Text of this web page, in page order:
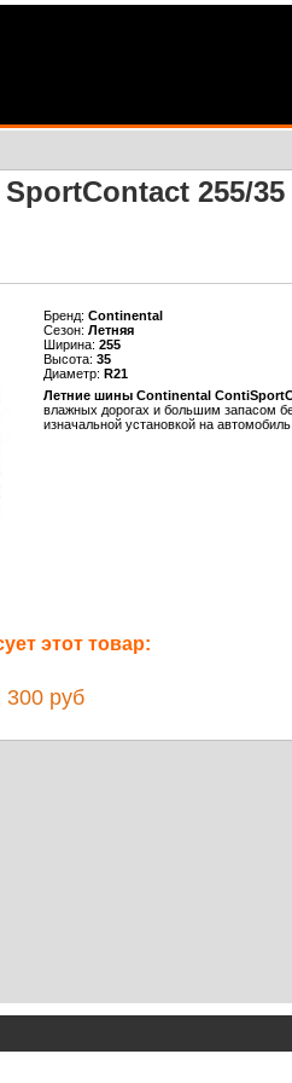
255/35
Бренд: Continental
Сезон: Летняя
Ширина: 255
Высота: 35
Диаметр: R21
Летние шины Continental
влажных дорогах и большим запасом
изначальной установкой на автомобиль
этот товар:
руб